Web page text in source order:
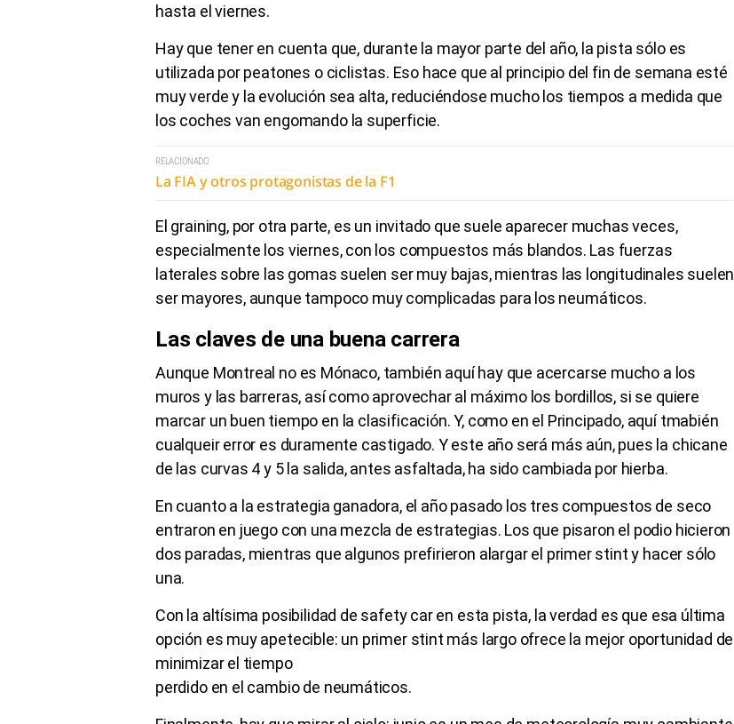
hasta el viernes.
Hay que tener en cuenta que, durante la mayor parte del año, la pista sólo es
utilizada por peatones o ciclistas. Eso hace que al principio del fin de semana esté
muy verde y la evolución sea alta, reduciéndose mucho los tiempos a medida que
los coches van engomando la superficie.
RELACIONADO
La FIA y otros protagonistas de la F1
El graining, por otra parte, es un invitado que suele aparecer muchas veces,
especialmente los viernes, con los compuestos más blandos. Las fuerzas
laterales sobre las gomas suelen ser muy bajas, mientras las longitudinales suelen
ser mayores, aunque tampoco muy complicadas para los neumáticos.
Las claves de una buena carrera
Aunque Montreal no es Mónaco, también aquí hay que acercarse mucho a los
muros y las barreras, así como aprovechar al máximo los bordillos, si se quiere
marcar un buen tiempo en la clasificación. Y, como en el Principado, aquí tmabién
cualqueir error es duramente castigado. Y este año será más aún, pues la chicane
de las curvas 4 y 5 la salida, antes asfaltada, ha sido cambiada por hierba.
En cuanto a la estrategia ganadora, el año pasado los tres compuestos de seco
entraron en juego con una mezcla de estrategias. Los que pisaron el podio hicieron
dos paradas, mientras que algunos prefirieron alargar el primer stint y hacer sólo
una.
Con la altísima posibilidad de safety car en esta pista, la verdad es que esa última
opción es muy apetecible: un primer stint más largo ofrece la mejor oportunidad de
minimizar el tiempo
perdido en el cambio de neumáticos.